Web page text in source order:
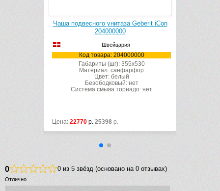
iCon
Чаша подвесного унитаза Geberit iCon
204000000
Швейцария
Код товара: 204000000
Габариты (шг): 355x530
Материал: санфарфор
Цвет: белый
Безободковый: нет
Система смыва торнадо: нет
Цена: 22770 р. 25398р.
0 0 из 5 звёзд (основано на 0 отзывах)
Отлично